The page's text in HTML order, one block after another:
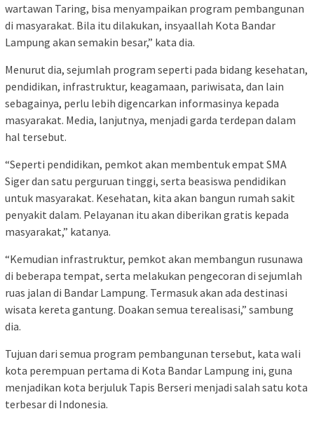
wartawan Taring, bisa menyampaikan program pembangunan
di masyarakat. Bila itu dilakukan, insyaallah Kota Bandar
Lampung akan semakin besar,” kata dia.
Menurut dia, sejumlah program seperti pada bidang kesehatan,
pendidikan, infrastruktur, keagamaan, pariwisata, dan lain
sebagainya, perlu lebih digencarkan informasinya kepada
masyarakat. Media, lanjutnya, menjadi garda terdepan dalam
hal tersebut.
“Seperti pendidikan, pemkot akan membentuk empat SMA
Siger dan satu perguruan tinggi, serta beasiswa pendidikan
untuk masyarakat. Kesehatan, kita akan bangun rumah sakit
penyakit dalam. Pelayanan itu akan diberikan gratis kepada
masyarakat,” katanya.
“Kemudian infrastruktur, pemkot akan membangun rusunawa
di beberapa tempat, serta melakukan pengecoran di sejumlah
ruas jalan di Bandar Lampung. Termasuk akan ada destinasi
wisata kereta gantung. Doakan semua terealisasi,” sambung
dia.
Tujuan dari semua program pembangunan tersebut, kata wali
kota perempuan pertama di Kota Bandar Lampung ini, guna
menjadikan kota berjuluk Tapis Berseri menjadi salah satu kota
terbesar di Indonesia.